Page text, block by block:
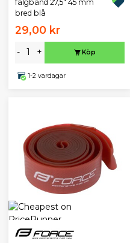
fälgband 27,5" 45 mm
bred blå
29,00 kr
- + Köp
1-2 vardagar